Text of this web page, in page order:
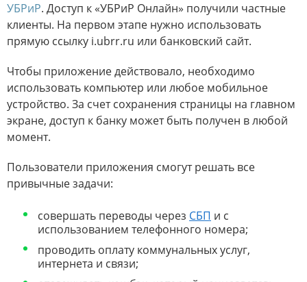
УБРиР. Доступ к «УБРиР Онлайн» получили частные
клиенты. На первом этапе нужно использовать
прямую ссылку i.ubrr.ru или банковский сайт.
Чтобы приложение действовало, необходимо
использовать компьютер или любое мобильное
устройство. За счет сохранения страницы на главном
экране, доступ к банку может быть получен в любой
момент.
Пользователи приложения смогут решать все
привычные задачи:
совершать переводы через СБП и с
использованием телефонного номера;
проводить оплату коммунальных услуг,
интернета и связи;